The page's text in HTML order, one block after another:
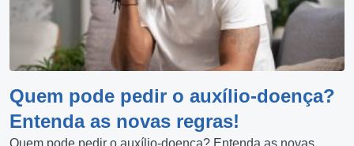
Quem pode pedir o auxílio-doença?
Entenda as novas regras!
Quem pode pedir o auxílio-doença? Entenda as novas